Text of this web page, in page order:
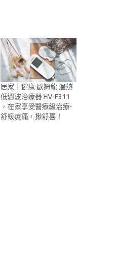
居家｜健康 歐姆龍 溫熱
低週波治療器 HV-F311
，在家享受醫療級治療-
舒緩痠痛，揪舒喜！